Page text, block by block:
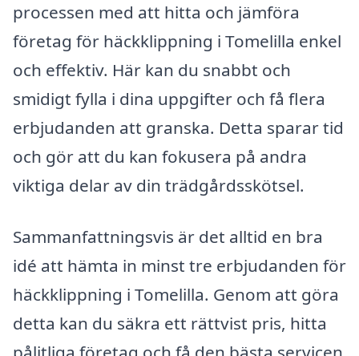
processen med att hitta och jämföra
företag för häckklippning i Tomelilla enkel
och effektiv. Här kan du snabbt och
smidigt fylla i dina uppgifter och få flera
erbjudanden att granska. Detta sparar tid
och gör att du kan fokusera på andra
viktiga delar av din trädgårdsskötsel.
Sammanfattningsvis är det alltid en bra
idé att hämta in minst tre erbjudanden för
häckklippning i Tomelilla. Genom att göra
detta kan du säkra ett rättvist pris, hitta